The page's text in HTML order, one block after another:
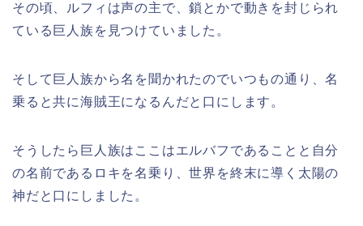
その頃、ルフィは声の主で、鎖とかで動きを封じられ
ている巨人族を見つけていました。
そして巨人族から名を聞かれたのでいつもの通り、名
乗ると共に海賊王になるんだと口にします。
そうしたら巨人族はここはエルバフであることと自分
の名前であるロキを名乗り、世界を終末に導く太陽の
神だと口にしました。